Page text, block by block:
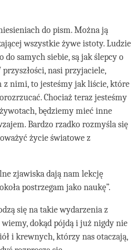
do pism. Można ją
wszystkie żywe istoty. Ludzie
samych siebie, są jak ślepcy o
nasi przyjaciele,
z nimi, to jesteśmy jak liście, które
Chociaż teraz jesteśmy
będziemy mieć inne
Bardzo rzadko rozmyśla się
życie światowe z
zjawiska dają nam lekcję
postrzegam jako naukę”.
się na takie wydarzenia z
dokąd pójdą i już nigdy nie
i krewnych, którzy nas otaczają,